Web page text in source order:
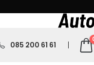
085 200 61 61